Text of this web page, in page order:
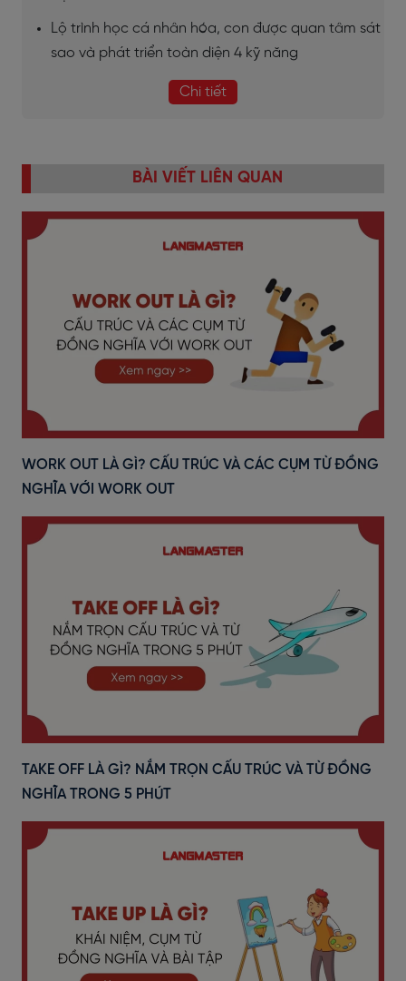
Lộ trình học cá nhân hóa, con được quan tâm sát
sao và phát triển toàn diện 4 kỹ năng
Chi tiết
BÀI VIẾT LIÊN QUAN
WORK OUT LÀ GÌ? CẤU TRÚC VÀ CÁC CỤM TỪ ĐỒNG
NGHĨA VỚI WORK OUT
TAKE OFF LÀ GÌ? NẮM TRỌN CẤU TRÚC VÀ TỪ ĐỒNG
NGHĨA TRONG 5 PHÚT